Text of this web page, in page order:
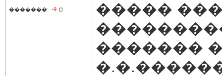
�������: -9 ()
�����
�������